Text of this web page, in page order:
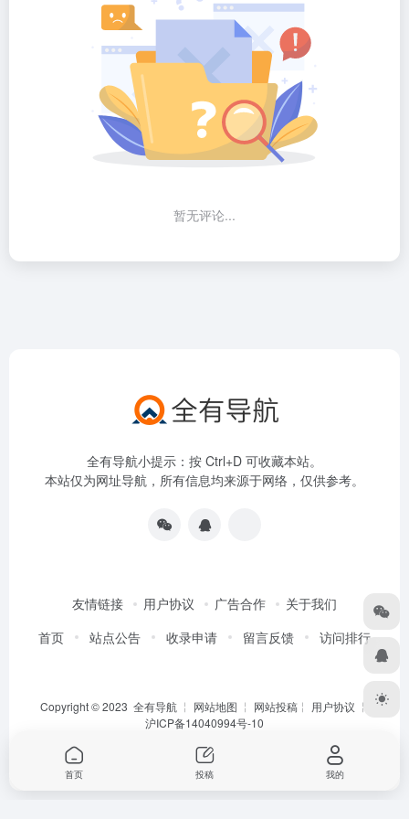
暂无评论...
全有导航小提示：按 Ctrl+D 可收藏本站。
本站仅为网址导航，所有信息均来源于网络，仅供参考。
友情链接 用户协议 广告合作
关于我们
首页
站点公告 收录申请 留言反馈 访问排行
Copyright © 2023 全有导航 ╎ 网站地图 ╎ 网站投稿 ╎ 用户协议 ╎
沪ICP备14040994号-10
首页 投稿 我的